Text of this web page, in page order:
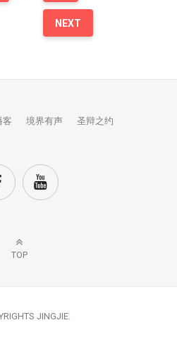
NEXT
客 境界有声 圣辩之约
TOP
JINGJIE.